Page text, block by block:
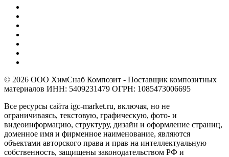
© 2026 ООО ХимСнаб Композит - Поставщик композитных
материалов ИНН: 5409231479 ОГРН: 1085473006695
Все ресурсы сайта igc-market.ru, включая, но не
ограничиваясь, текстовую, графическую, фото- и
видеоинформацию, структуру, дизайн и оформление страниц,
доменное имя и фирменное наименование, являются
объектами авторского права и прав на интеллектуальную
собственность, защищены законодательством РФ и